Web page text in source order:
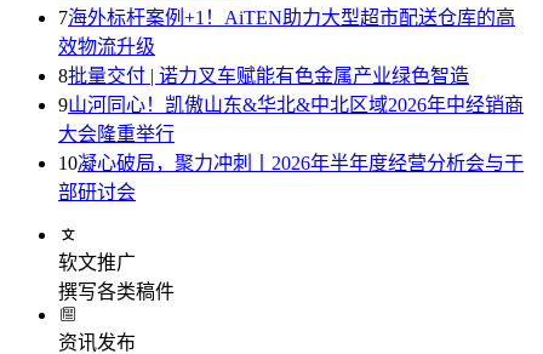
7海外标杆案例+1！AiTEN助力大型超市配送仓库的高
效物流升级
8批量交付 | 诺力叉车赋能有色金属产业绿色智造
9山河同心！凯傲山东&华北&中北区域2026年中经销商
大会隆重举行
10凝心破局，聚力冲刺丨2026年半年度经营分析会与干
部研讨会
软文推广
撰写各类稿件
资讯发布